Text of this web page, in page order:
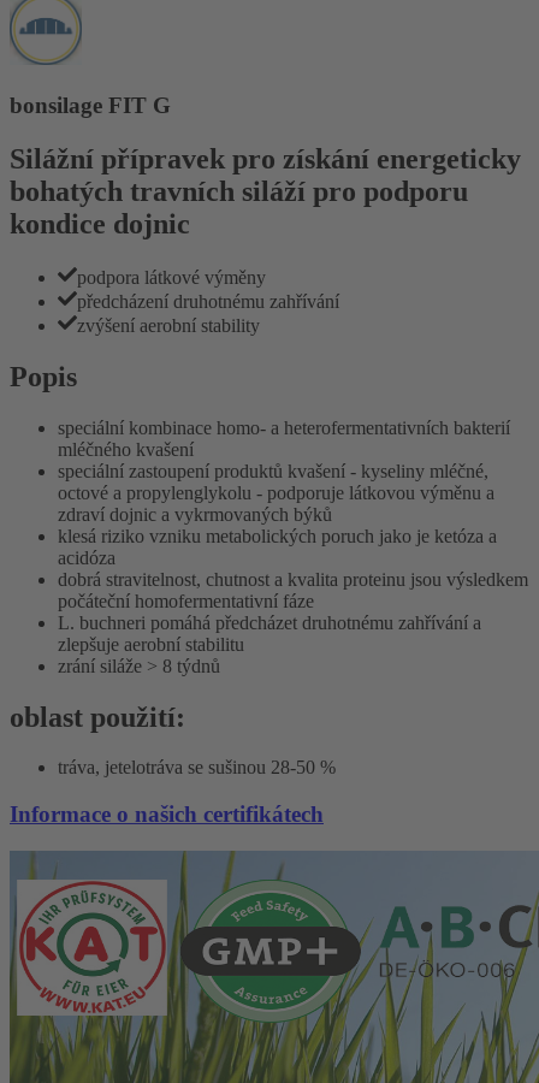
bonsilage FIT G
Silážní přípravek pro získání energeticky
bohatých travních siláží pro podporu
kondice dojnic
podpora látkové výměny
předcházení druhotnému zahřívání
zvýšení aerobní stability
Popis
speciální kombinace homo- a heterofermentativních bakterií
mléčného kvašení
speciální zastoupení produktů kvašení - kyseliny mléčné,
octové a propylenglykolu - podporuje látkovou výměnu a
zdraví dojnic a vykrmovaných býků
klesá riziko vzniku metabolických poruch jako je ketóza a
acidóza
dobrá stravitelnost, chutnost a kvalita proteinu jsou výsledkem
počáteční homofermentativní fáze
L. buchneri pomáhá předcházet druhotnému zahřívání a
zlepšuje aerobní stabilitu
zrání siláže > 8 týdnů
oblast použití:
tráva, jetelotráva se sušinou 28-50 %
Informace o našich certifikátech